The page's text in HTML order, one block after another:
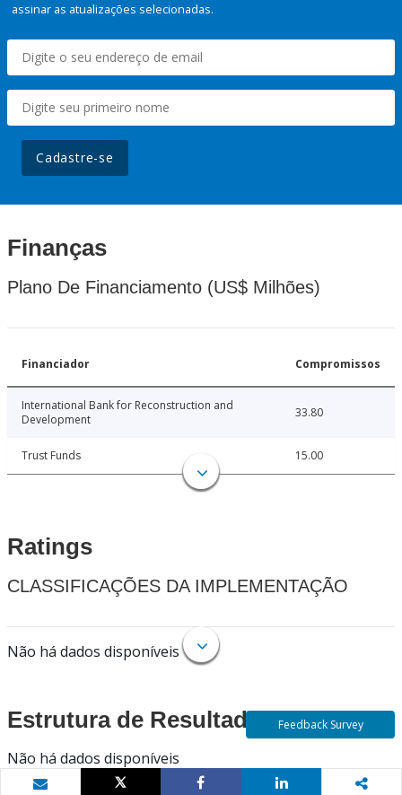
assinar as atualizações selecionadas.
Cadastre-se
Finanças
Plano De Financiamento (US$ Milhões)
Financiador Compromissos
International Bank for Reconstruction and
Development
33.80
Trust Funds 15.00
Ratings
CLASSIFICAÇÕES DA IMPLEMENTAÇÃO
Não há dados disponíveis
Estrutura de Resultados
Não há dados disponíveis
Feedback Survey